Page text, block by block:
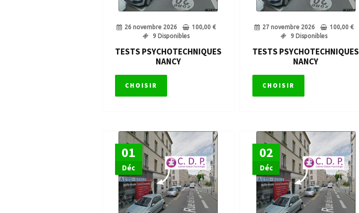
26 novembre 2026 100,00 €
9 Disponibles
TESTS PSYCHOTECHNIQUES
NANCY
CHOISIR
27 novembre 2026 100,00 €
9 Disponibles
TESTS PSYCHOTECHNIQUES
NANCY
CHOISIR
01
Déc
02
Déc